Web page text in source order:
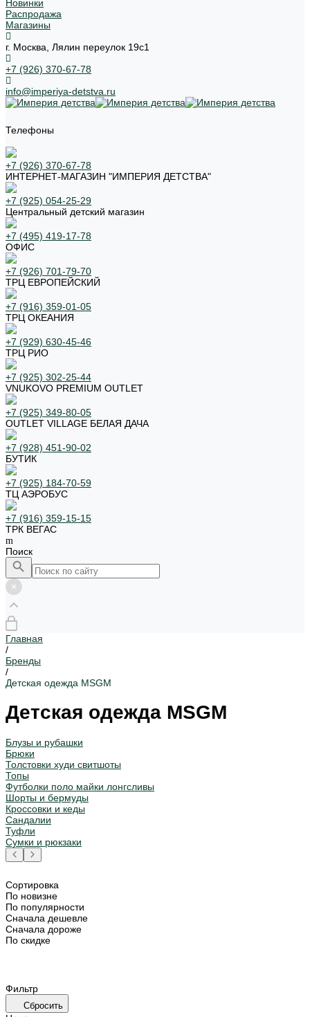
Новинки
Распродажа
Магазины
г. Москва, Лялин переулок 19с1
+7 (926) 370-67-78
info@imperiya-detstva.ru
Телефоны
+7 (926) 370-67-78
ИНТЕРНЕТ-МАГАЗИН "ИМПЕРИЯ ДЕТСТВА"
+7 (925) 054-25-29
Центральный детский магазин
+7 (495) 419-17-78
ОФИС
+7 (926) 701-79-70
ТРЦ ЕВРОПЕЙСКИЙ
+7 (916) 359-01-05
ТРЦ ОКЕАНИЯ
+7 (929) 630-45-46
ТРЦ РИО
+7 (925) 302-25-44
VNUKOVO PREMIUM OUTLET
+7 (925) 349-80-05
OUTLET VILLAGE БЕЛАЯ ДАЧА
+7 (928) 451-90-02
БУТИК
+7 (925) 184-70-59
ТЦ АЭРОБУС
+7 (916) 359-15-15
ТРК ВЕГАС
Поиск
Главная
/
Бренды
/
Детская одежда MSGM
Детская одежда MSGM
Блузы и рубашки
Брюки
Толстовки худи свитшоты
Топы
Футболки поло майки лонгсливы
Шорты и бермуды
Кроссовки и кеды
Сандалии
Туфли
Сумки и рюкзаки
Сортировка
По новизне
По популярности
Сначала дешевле
Сначала дороже
По скидке
Фильтр
Сбросить